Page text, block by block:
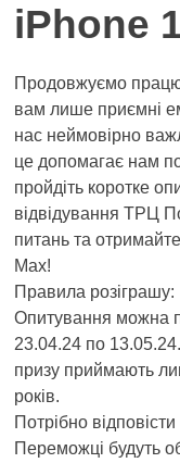
iPhone
Продовжуємо
вам лише приємні
нас неймовірно
це допомагає нам
пройдіть коротке
відвідування ТРЦ
питань та
Max!
Правила розіграшу:
Опитування можна
23.04.24 по
призу приймають
років.
Потрібно
Переможці будуть